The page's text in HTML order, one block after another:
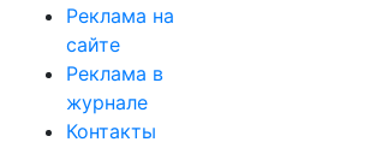
Реклама на
сайте
Реклама в
журнале
Контакты